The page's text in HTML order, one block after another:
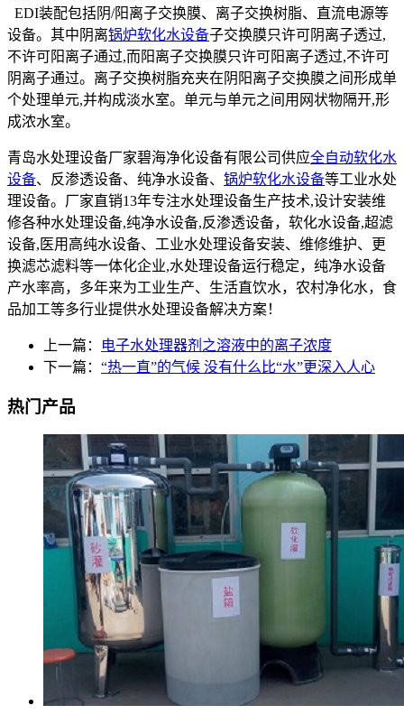
EDI装配包括阴/阳离子交换膜、离子交换树脂、直流电源等
设备。其中阴离锅炉软化水设备子交换膜只许可阴离子透过,
不许可阳离子通过,而阳离子交换膜只许可阳离子透过,不许可
阴离子通过。离子交换树脂充夹在阴阳离子交换膜之间形成单
个处理单元,并构成淡水室。单元与单元之间用网状物隔开,形
成浓水室。
青岛水处理设备厂家碧海净化设备有限公司供应全自动软化水
设备、反渗透设备、纯净水设备、 锅炉软化水设备等工业水处
理设备。厂家直销13年专注水处理设备生产技术,设计安装维
修各种水处理设备,纯净水设备,反渗透设备，软化水设备,超滤
设备,医用高纯水设备、工业水处理设备安装、维修维护、更
换滤芯滤料等一体化企业,水处理设备运行稳定，纯净水设备
产水率高，多年来为工业生产、生活直饮水，农村净化水，食
品加工等多行业提供水处理设备解决方案！
上一篇：
电子水处理器剂之溶液中的离子浓度
下一篇： “热一直”的气候 没有什么比“水”更深入人心
热门产品